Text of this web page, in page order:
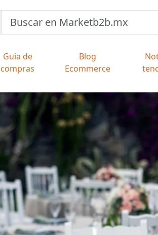
Guia de
compras
Blog
Ecommerce